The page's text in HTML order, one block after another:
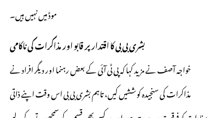
موڈ میں نہیں ہیں۔
بشری بی بی کا اقتدار پر قابو اور مذاکرات کی ناکامی
خواجہ آصف نے مزید کہا کہ پی ٹی آئی کے بعض رہنما اور دیگر افراد نے
مذاکرات کی سنجیدہ کوششیں کیں، تاہم بشری بی بی اس وقت اپنے ذاتی